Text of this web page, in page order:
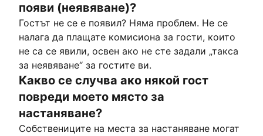
появи (неявяване)?
Гостът не се е появил? Няма проблем. Не се
налага да плащате комисиона за гости, които
не са се явили, освен ако не сте задали „такса
за неявяване“ за гостите ви.
Какво се случва ако някой гост
повреди моето място за
настаняване?
Собствениците на места за настаняване могат